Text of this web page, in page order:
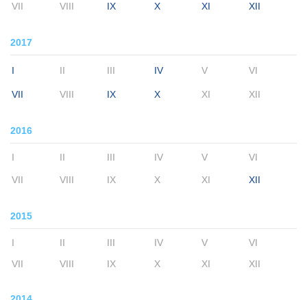
VII VIII IX X XI XII
2017
I II III IV V VI
VII VIII IX X XI XII
2016
I II III IV V VI
VII VIII IX X XI XII
2015
I II III IV V
VI
VII
VIII IX X XI XII